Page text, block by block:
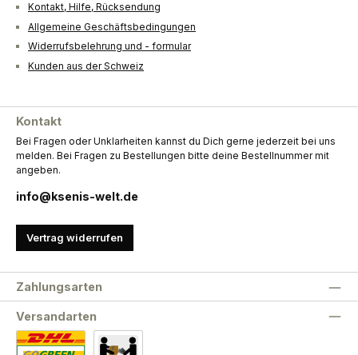
Kontakt, Hilfe, Rücksendung
Allgemeine Geschäftsbedingungen
Widerrufsbelehrung und - formular
Kunden aus der Schweiz
Kontakt
Bei Fragen oder Unklarheiten kannst du Dich gerne jederzeit bei uns
melden. Bei Fragen zu Bestellungen bitte deine Bestellnummer mit
angeben.
info@ksenis-welt.de
Vertrag widerrufen
Zahlungsarten
Versandarten